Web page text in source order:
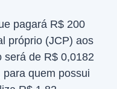
pagará R$ 200
próprio (JCP) aos
será de R$ 0,0182
quem possui